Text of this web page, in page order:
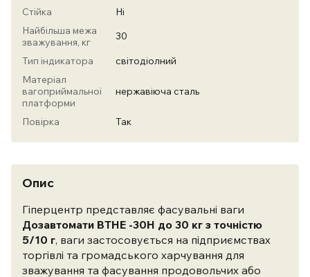
Стійка
Ні
Найбільша межа
зважування, кг
30
Тип індикатора
світодіолний
Матеріал
вагоприймальної
платформи
нержавіюча сталь
Повірка Так
Опис
Гіперцентр представляє фасувальні ваги
Дозавтомати ВТНЕ -30Н до 30 кг з точністю
5/10 г, ваги застосовується на підприємствах
торгівлі та громадського харчування для
зважування та фасування продовольчих або